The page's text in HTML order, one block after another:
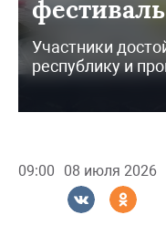
фестиваль
Участники
республику и
09:00 08 июля 2026